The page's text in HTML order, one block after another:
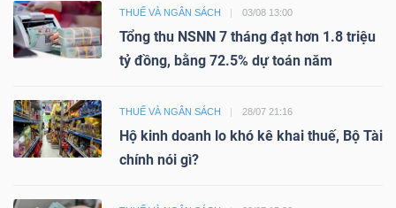
THUẾ VÀ NGÂN SÁCH 03/08 13:00
Tổng thu NSNN 7 tháng đạt hơn 1.8 triệu
tỷ đồng, bằng 72.5% dự toán năm
THUẾ VÀ NGÂN SÁCH 28/07 21:16
Hộ kinh doanh lo khó kê khai thuế, Bộ Tài
chính nói gì?